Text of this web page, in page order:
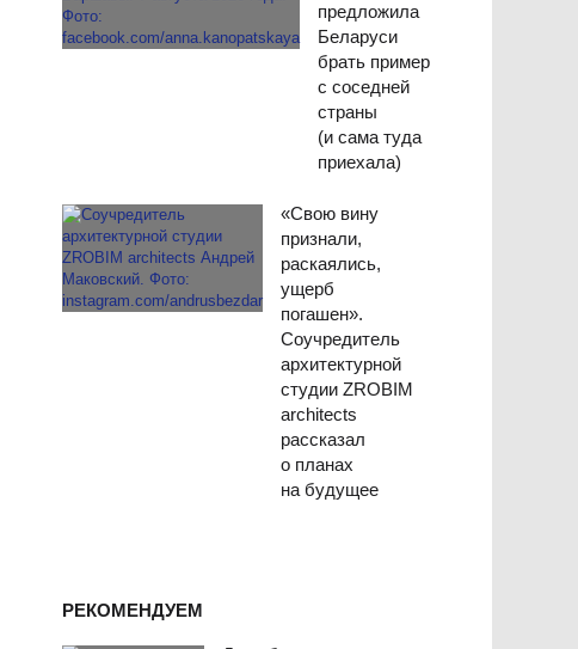
предложила
Беларуси
брать пример
с соседней
страны
(и сама туда
приехала)
«Свою вину
признали,
раскаялись,
ущерб
погашен».
Соучредитель
архитектурной
студии ZROBIM
architects
рассказал
о планах
на будущее
РЕКОМЕНДУЕМ